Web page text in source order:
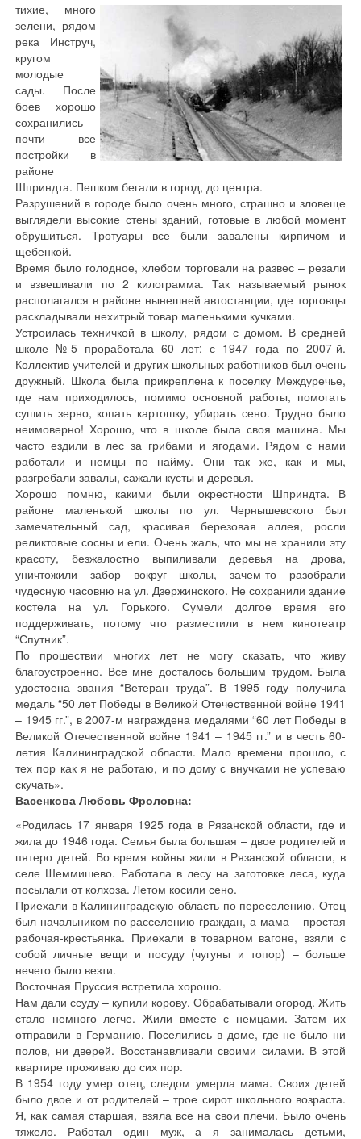
тихие, много
зелени, рядом
река Инструч,
кругом
молодые
сады. После
боев хорошо
сохранились
почти все
постройки в
районе
Шприндта. Пешком бегали в город, до центра.
Разрушений в городе было очень много, страшно и зловеще
выглядели высокие стены зданий, готовые в любой момент
обрушиться. Тротуары все были завалены кирпичом и
щебенкой.
Время было голодное, хлебом торговали на развес – резали
и взвешивали по 2 килограмма. Так называемый рынок
располагался в районе нынешней автостанции, где торговцы
раскладывали нехитрый товар маленькими кучками.
Устроилась техничкой в школу, рядом с домом. В средней
школе №5 проработала 60 лет: с 1947 года по 2007-й.
Коллектив учителей и других школьных работников был очень
дружный. Школа была прикреплена к поселку Междуречье,
где нам приходилось, помимо основной работы, помогать
сушить зерно, копать картошку, убирать сено. Трудно было
неимоверно! Хорошо, что в школе была своя машина. Мы
часто ездили в лес за грибами и ягодами. Рядом с нами
работали и немцы по найму. Они так же, как и мы,
разгребали завалы, сажали кусты и деревья.
Хорошо помню, какими были окрестности Шприндта. В
районе маленькой школы по ул. Чернышевского был
замечательный сад, красивая березовая аллея, росли
реликтовые сосны и ели. Очень жаль, что мы не хранили эту
красоту, безжалостно выпиливали деревья на дрова,
уничтожили забор вокруг школы, зачем-то разобрали
чудесную часовню на ул. Дзержинского. Не сохранили здание
костела на ул. Горького. Сумели долгое время его
поддерживать, потому что разместили в нем кинотеатр
“Спутник”.
По прошествии многих лет не могу сказать, что живу
благоустроенно. Все мне досталось большим трудом. Была
удостоена звания “Ветеран труда”. В 1995 году получила
медаль “50 лет Победы в Великой Отечественной войне 1941
– 1945 гг.”, в 2007-м награждена медалями “60 лет Победы в
Великой Отечественной войне 1941 – 1945 гг.” и в честь 60-
летия Калининградской области. Мало времени прошло, с
тех пор как я не работаю, и по дому с внучками не успеваю
скучать».
Васенкова Любовь Фроловна:
«Родилась 17 января 1925 года в Рязанской области, где и
жила до 1946 года. Семья была большая – двое родителей и
пятеро детей. Во время войны жили в Рязанской области, в
селе Шеммишево. Работала в лесу на заготовке леса, куда
посылали от колхоза. Летом косили сено.
Приехали в Калининградскую область по переселению. Отец
был начальником по расселению граждан, а мама – простая
рабочая-крестьянка. Приехали в товарном вагоне, взяли с
собой личные вещи и посуду (чугуны и топор) – больше
нечего было везти.
Восточная Пруссия встретила хорошо.
Нам дали ссуду – купили корову. Обрабатывали огород. Жить
стало немного легче. Жили вместе с немцами. Затем их
отправили в Германию. Поселились в доме, где не было ни
полов, ни дверей. Восстанавливали своими силами. В этой
квартире проживаю до сих пор.
В 1954 году умер отец, следом умерла мама. Своих детей
было двое и от родителей – трое сирот школьного возраста.
Я, как самая старшая, взяла все на свои плечи. Было очень
тяжело. Работал один муж, а я занималась детьми,